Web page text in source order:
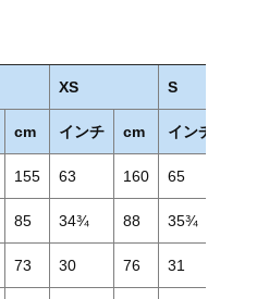
XS S
cm インチ cm インチ
155 63 160 65
85 34¾ 88 35¾
73 30 76 31